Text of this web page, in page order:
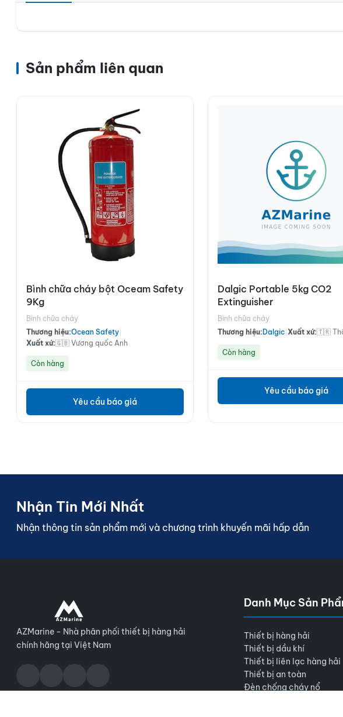
Sản phẩm liên quan
Bình chữa cháy bột Oceam Safety
9Kg
Bình chữa cháy
Thương hiệu:Ocean Safety
Xuất xứ:🇬🇧 Vương quốc Anh
Còn hàng
Yêu cầu báo giá
Dalgic Portable 5kg CO2
Extinguisher
Bình chữa cháy
Thương hiệu: Dalgic Xuất xứ:🇹🇷
Còn hàng
Yêu cầu báo giá
Nhận Tin Mới Nhất
Nhận thông tin sản phẩm mới và chương trình khuyến mãi hấp dẫn
AZMarine - Nhà phân phối thiết bị hàng hải
chính hãng tại Việt Nam
Danh Mục Sản
Thiết bị hàng hải
Thiết bị dầu khí
Thiết bị liên lạc hàng hải
Thiết bị an toàn
Đèn chống cháy nổ